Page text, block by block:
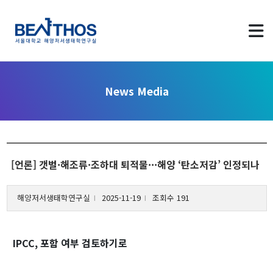
News Media
[언론] 갯벌·해조류·조하대 퇴적물···해양 ‘탄소저감’ 인정되나
해양저서생태학연구실 2025-11-19 조회수 191
IPCC, 포함 여부 검토하기로
About us
Applying to Program
Contact Us